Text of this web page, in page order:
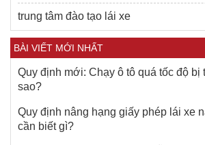
trung tâm đào tạo lái xe
BÀI VIẾT MỚI NHẤT
Quy định mới: Chạy ô tô quá tốc độ bị
sao?
Quy định nâng hạng giấy phép lái xe
cần biết gì?